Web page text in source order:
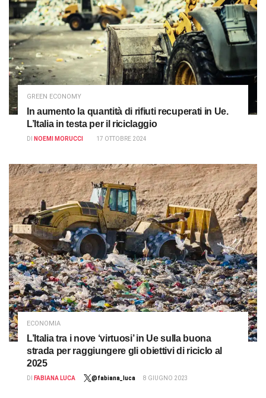
GREEN ECONOMY
In aumento la quantità di rifiuti recuperati in Ue.
L’Italia in testa per il riciclaggio
DI NOEMI MORUCCI 17 OTTOBRE 2024
ECONOMIA
L’Italia tra i nove ‘virtuosi’ in Ue sulla buona
strada per raggiungere gli obiettivi di riciclo al
2025
DI FABIANA LUCA @fabiana_luca 8 GIUGNO 2023